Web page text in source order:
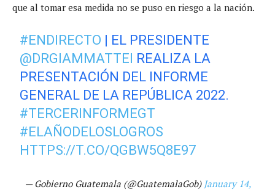
que al tomar esa medida no se puso en riesgo a la nación.
#ENDIRECTO | EL PRESIDENTE
@DRGIAMMATTEI REALIZA LA
PRESENTACIÓN DEL INFORME
GENERAL DE LA REPÚBLICA 2022.
#TERCERINFORMEGT
#ELAÑODELOSLOGROS
HTTPS://T.CO/QGBW5Q8E97
— Gobierno Guatemala (@GuatemalaGob) January 14,